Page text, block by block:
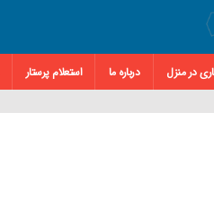
در منزل درباره ما استعلام پرستار